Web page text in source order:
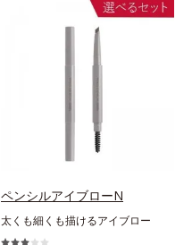
ペンシルアイブローN
太くも細くも描けるアイブロー